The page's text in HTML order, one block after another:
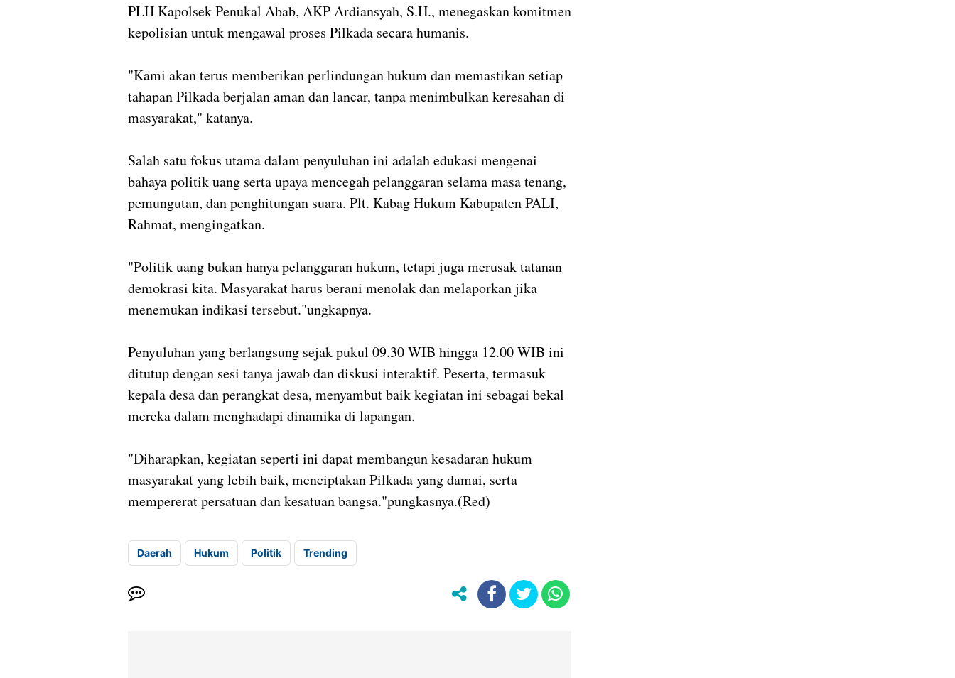
PLH Kapolsek Penukal Abab, AKP Ardiansyah, S.H., menegaskan komitmen
kepolisian untuk mengawal proses Pilkada secara humanis.
"Kami akan terus memberikan perlindungan hukum dan memastikan setiap
tahapan Pilkada berjalan aman dan lancar, tanpa menimbulkan keresahan di
masyarakat," katanya.
Salah satu fokus utama dalam penyuluhan ini adalah edukasi mengenai
bahaya politik uang serta upaya mencegah pelanggaran selama masa tenang,
pemungutan, dan penghitungan suara. Plt. Kabag Hukum Kabupaten PALI,
Rahmat, mengingatkan.
"Politik uang bukan hanya pelanggaran hukum, tetapi juga merusak tatanan
demokrasi kita. Masyarakat harus berani menolak dan melaporkan jika
menemukan indikasi tersebut."ungkapnya.
Penyuluhan yang berlangsung sejak pukul 09.30 WIB hingga 12.00 WIB ini
ditutup dengan sesi tanya jawab dan diskusi interaktif. Peserta, termasuk
kepala desa dan perangkat desa, menyambut baik kegiatan ini sebagai bekal
mereka dalam menghadapi dinamika di lapangan.
"Diharapkan, kegiatan seperti ini dapat membangun kesadaran hukum
masyarakat yang lebih baik, menciptakan Pilkada yang damai, serta
mempererat persatuan dan kesatuan bangsa."pungkasnya.(Red)
Daerah Hukum Politik Trending